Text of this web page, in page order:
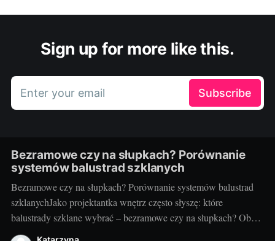
Sign up for more like this.
Enter your email Subscribe
Bezramowe czy na słupkach? Porównanie
systemów balustrad szklanych
Bezramowe czy na słupkach? Porównanie systemów balustrad
szklanychJako projektantka wnętrz często słyszę: które
balustrady szklane wybrać – bezramowe czy na słupkach? Oba
systemy potrafią wyglądać zjawiskowo i podnieść wartość